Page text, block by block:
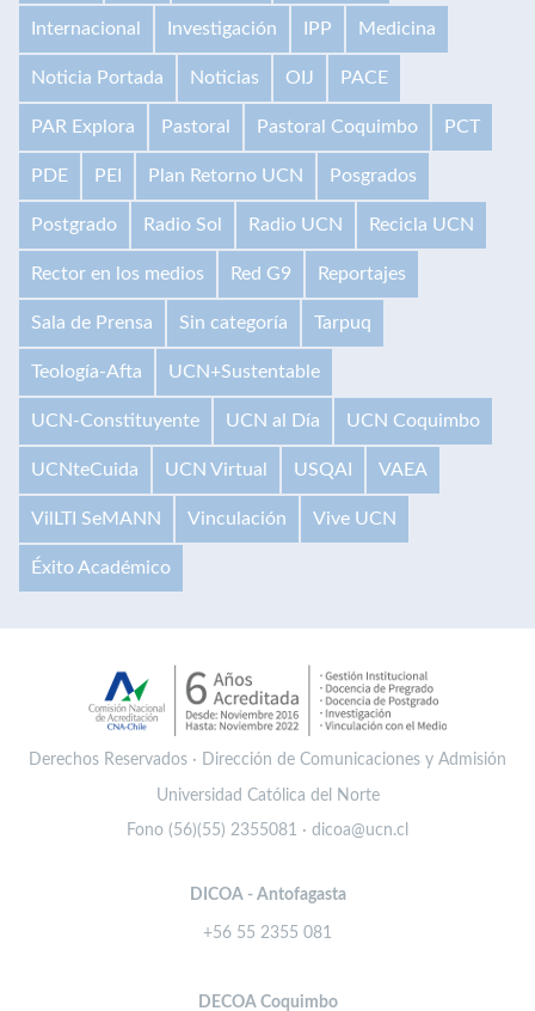
Internacional Investigación IPP Medicina
Noticia Portada Noticias OIJ PACE
PAR Explora Pastoral Pastoral Coquimbo PCT
PDE PEI Plan Retorno UCN Posgrados
Postgrado Radio Sol Radio UCN Recicla UCN
Rector en los medios Red G9 Reportajes
Sala de Prensa Sin categoría Tarpuq
Teología-Afta UCN+Sustentable
UCN-Constituyente UCN al Día UCN Coquimbo
UCNteCuida UCN Virtual USQAI VAEA
VilLTI SeMANN Vinculación Vive UCN
Éxito Académico
Derechos Reservados · Dirección de Comunicaciones y Admisión
Universidad Católica del Norte
Fono (56)(55) 2355081 · dicoa@ucn.cl
DICOA - Antofagasta
+56 55 2355 081
DECOA Coquimbo